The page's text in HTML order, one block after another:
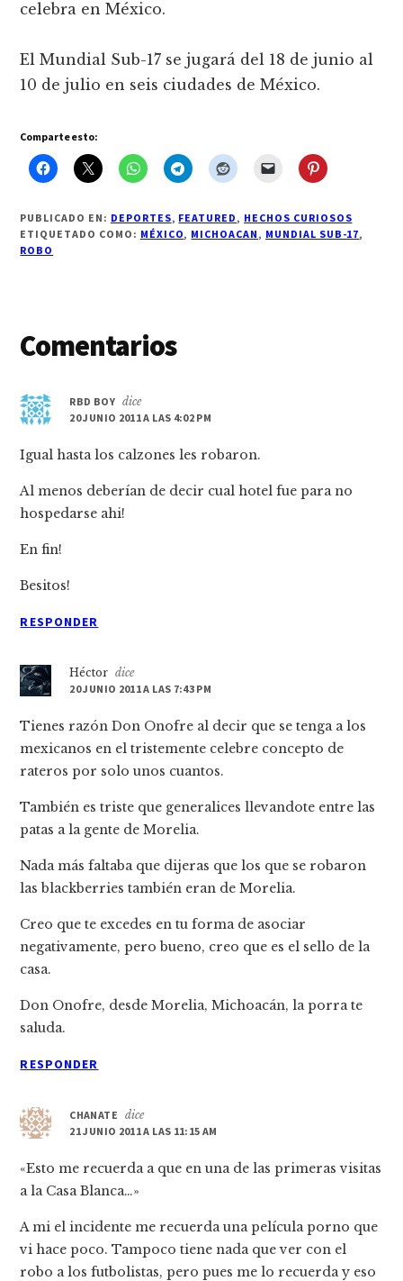
celebra en México.
El Mundial Sub-17 se jugará del 18 de junio al
10 de julio en seis ciudades de México.
Comparte esto:
PUBLICADO EN: DEPORTES, FEATURED , HECHOS CURIOSOS
ETIQUETADO COMO: MÉXICO, MICHOACAN , MUNDIAL SUB-17,
ROBO
Interacciones
los
lectores
Comentarios
RBD BOY dice
20 JUNIO 2011 A LAS 4:02 PM
Igual hasta los calzones les robaron.
Al menos deberían de decir cual hotel fue para no
hospedarse ahi!
En fin!
Besitos!
RESPONDER
Héctor dice
20 JUNIO 2011 A LAS 7:43 PM
Tienes razón Don Onofre al decir que se tenga a los
mexicanos en el tristemente celebre concepto de
rateros por solo unos cuantos.
También es triste que generalices llevandote entre las
patas a la gente de Morelia.
Nada más faltaba que dijeras que los que se robaron
las blackberries también eran de Morelia.
Creo que te excedes en tu forma de asociar
negativamente, pero bueno, creo que es el sello de la
casa.
Don Onofre, desde Morelia, Michoacán, la porra te
saluda.
RESPONDER
CHANATE dice
21 JUNIO 2011 A LAS 11:15 AM
«Esto me recuerda a que en una de las primeras visitas
a la Casa Blanca…»
A mi el incidente me recuerda una película porno que
vi hace poco. Tampoco tiene nada que ver con el
robo a los futbolistas, pero pues me lo recuerda y eso